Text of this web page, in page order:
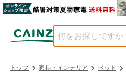
トップ 家具・インテリア ベッド